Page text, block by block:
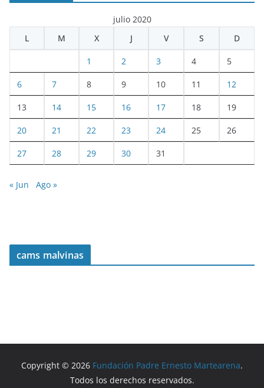
julio 2020
L
M X J V S D
1 2 3 4 5
6 7 8 9 10 11 12
13 14 15 16 17 18 19
20 21 22 23 24 25 26
27 28 29 30 31
« Jun Ago »
cams malvinas
Copyright © 2026 Fundación Padre Ernesto Martearena.
Todos los derechos reservados.